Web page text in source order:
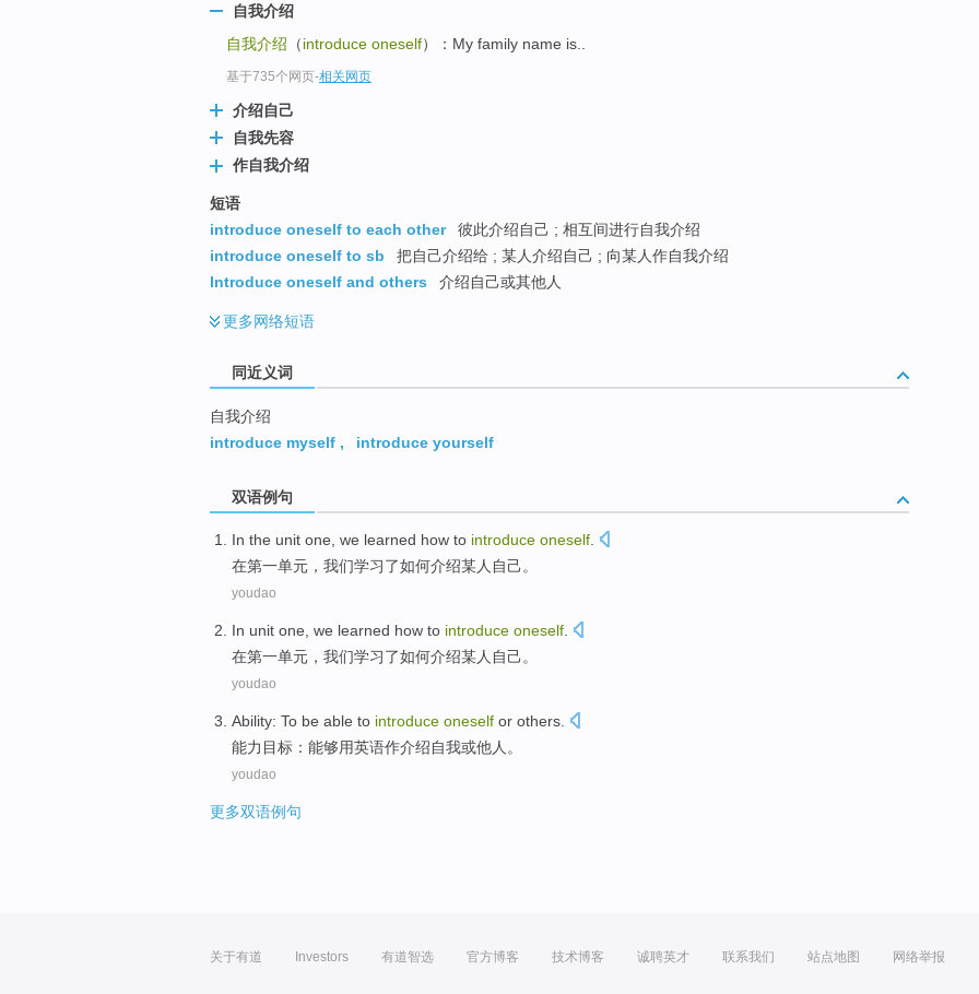
自我介绍
自我介绍 （introduce oneself）：My family name is..
基于735个网页-相关网页
介绍自己
自我先容
作自我介绍
短语
introduce oneself to each other
彼此介绍自己 ; 相互间进行自我介绍
introduce oneself to sb
把自己介绍给 ; 某人介绍自己 ; 向某人作自我介绍
Introduce oneself and others
介绍自己或其他人
更多网络短语
同近义词
自我介绍
introduce myself , introduce yourself
双语例句
In the unit one, we learned how to introduce oneself.
在第一单元， 我们学习了如何介绍某人自己。
youdao
In unit one, we learned how to introduce oneself
在第一单元 ， 我们学习了如何介绍某人自己。
youdao
Ability: To be able to introduce oneself or others
能力目标 ： 能够用英语作介绍自我或他人 。
youdao
更多双语例句
关于有道 Investors 有道智选 官方博客 技术博客 诚聘英才 联系我们 站点地图 网络举报